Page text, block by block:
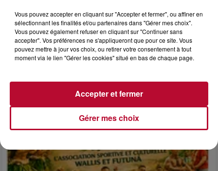
6 août 2026
NÎMES : « LE RÊVE DU GLADIATEUR » INVESTIT
Après un franc succès l'été dernier, le spectacle « Le Rêve
du gladiateur » revient illuminer l'amphithéâtre romain les 6,
7 et 8 août. Une fresque nocturne...
Vous pouvez accepter en cliquant sur "Accepter et fermer", ou affiner en
sélectionnant les finalités et/ou partenaires dans "Gérer mes choix".
Vous pouvez également refuser en cliquant sur "Continuer sans
accepter". Vos préférences ne s'appliqueront que pour ce site. Vous
pouvez mettre à jour vos choix, ou retirer votre consentement à tout
moment via le lien "Gérer les cookies" situé en bas de chaque page.
Gérer mes choix
Accepter et fermer